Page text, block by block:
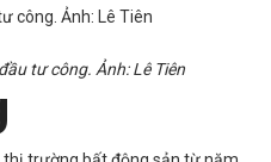
tư công. Ảnh: Lê Tiên